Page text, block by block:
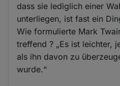
dass sie lediglich einer
unterliegen, ist fast ein
Wie formulierte Mark
treffend ? „Es ist leichter,
als ihn davon zu
wurde.“